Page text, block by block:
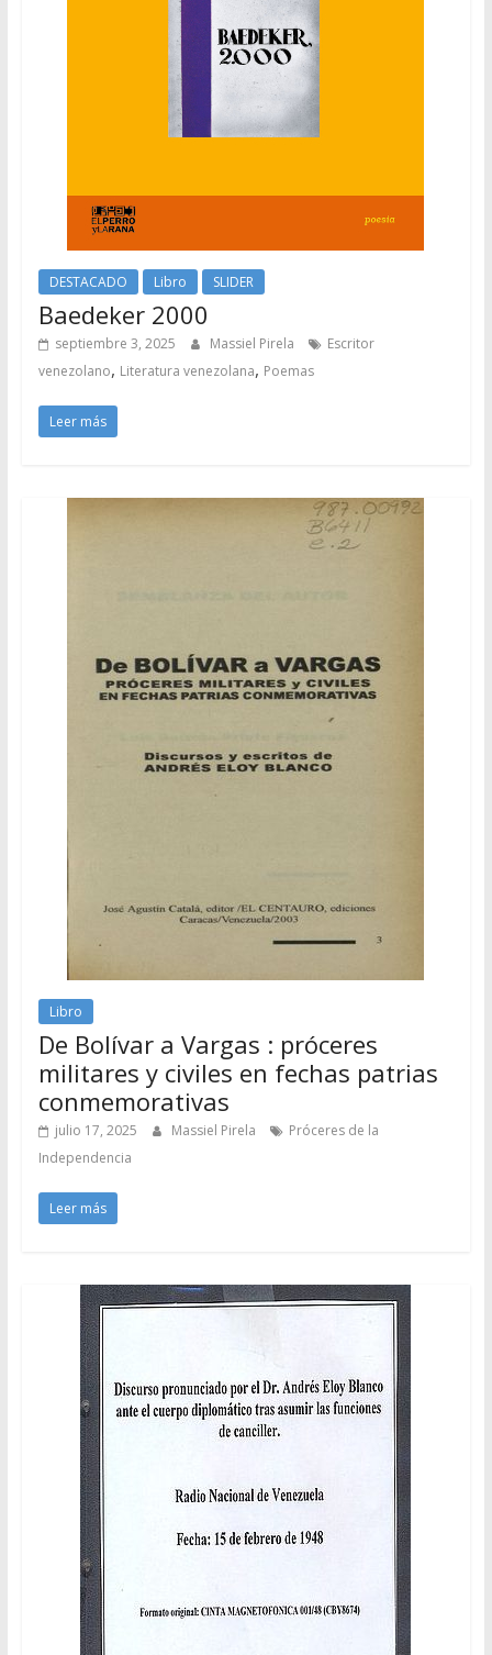
DESTACADO Libro SLIDER
Baedeker 2000
septiembre 3, 2025 Massiel Pirela
Escritor
venezolano, Literatura venezolana, Poemas
Leer más
Libro
De Bolívar a Vargas : próceres
militares y civiles en fechas patrias
conmemorativas
julio 17, 2025 Massiel Pirela
Próceres de la
Independencia
Leer más